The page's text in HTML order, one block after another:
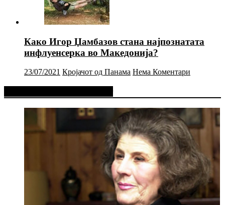
Како Игор Џамбазов стана најпознатата
инфлуенсерка во Македонија?
23/07/2021 Кројачот од Панама Нема Коментари